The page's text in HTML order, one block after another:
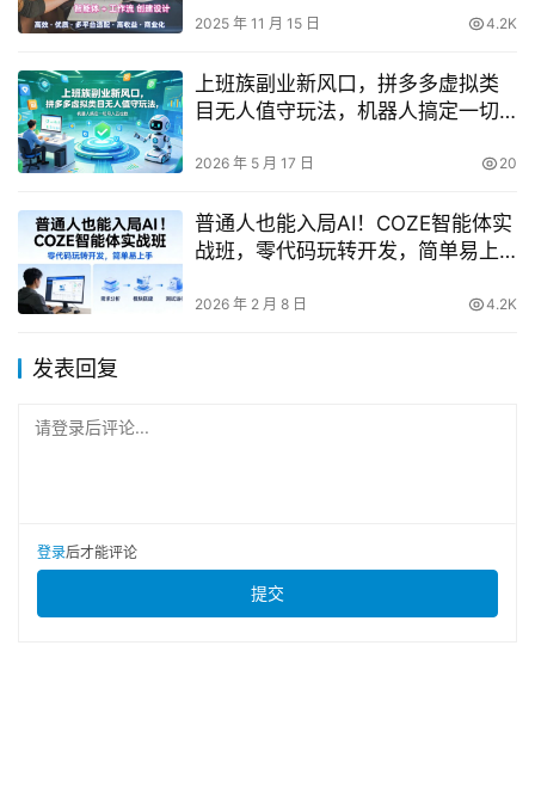
2025 年 11 月 15 日 4.2K
上班族副业新风口，拼多多虚拟类
目无人值守玩法，机器人搞定一切
2026 年 5 月 17 日 20
普通人也能入局AI！COZE智能体实
战班，零代码玩转开发，简单易上
2026 年 2 月 8 日 4.2K
发表回复
请登录后评论...
登录后才能评论
提交